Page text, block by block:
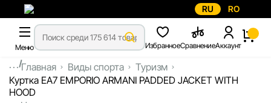
RU RO
Меню ИзбранноеСравнениеАккаунт
...Главная Виды спорта
Туризм
Куртка EA7 EMPORIO ARMANI PADDED JACKET WITH
HOOD